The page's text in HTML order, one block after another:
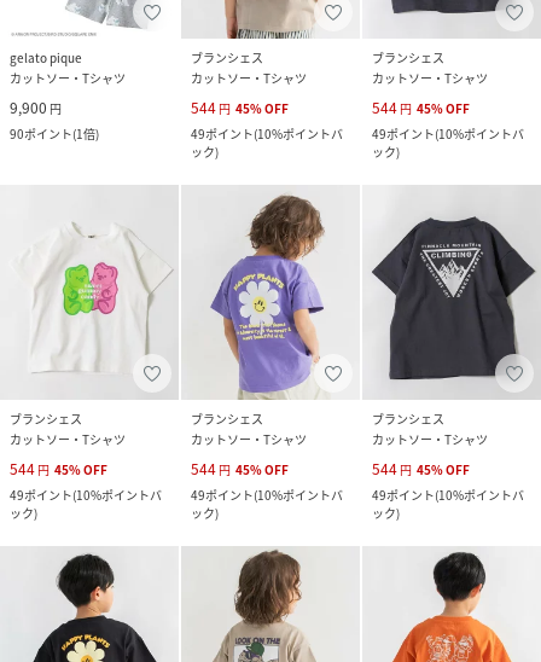
gelato pique
カットソー・Tシャツ
9,900 円
90ポイント(1倍)
ブランシェス
カットソー・Tシャツ
544 円 45%OFF
49ポイント(10%ポイントバ
ック)
ブランシェス
カットソー・Tシャツ
544 円 45%OFF
49ポイント(10%ポイントバ
ック)
ブランシェス
カットソー・Tシャツ
544 円 45%OFF
49ポイント(10%ポイントバ
ック)
ブランシェス
カットソー・Tシャツ
544 円 45%OFF
49ポイント(10%ポイントバ
ック)
ブランシェス
カットソー・Tシャツ
544 円 45%OFF
49ポイント(10%ポイントバ
ック)